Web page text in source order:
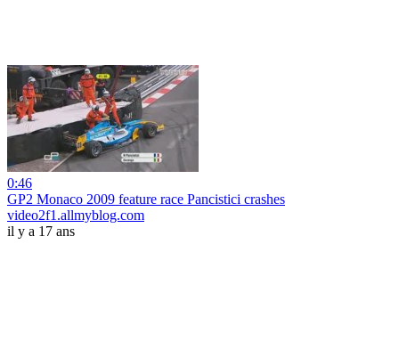
0:46
GP2 Monaco 2009 feature race Pancistici crashes
video2f1.allmyblog.com
il y a 17 ans